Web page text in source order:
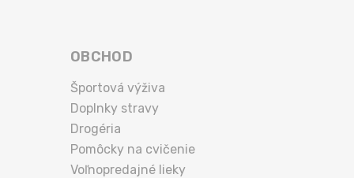
OBCHOD
Športová výživa
Doplnky stravy
Drogéria
Pomôcky na cvičenie
Voľnopredajné lieky